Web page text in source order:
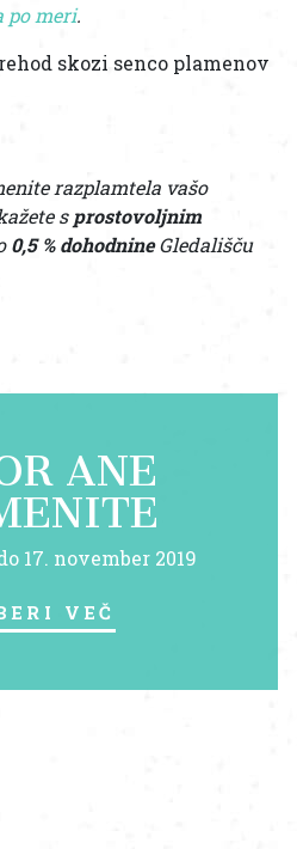
po meri.
skozi senco plamenov
razplamtela vašo
s prostovoljnim
0,5 % dohodnineGledališču
ANE
17. november 2019
več